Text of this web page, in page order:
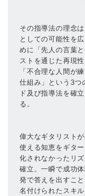
その指導法の理念
としての可能性を
めに「先人の言葉
ストを通じた再現
「不合理な人間が
仕組み」という3つ
ド及び指導法を確
る。
偉大なギタリスト
使える知恵をギタ
化されなかったリ
確立。一瞬で成功
発で答えを出すこ
名付けられたスキル